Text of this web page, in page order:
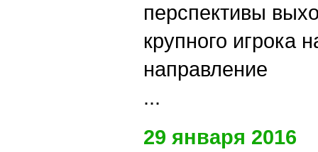
перспективы
крупного игрока
направление
...
29 января 2016